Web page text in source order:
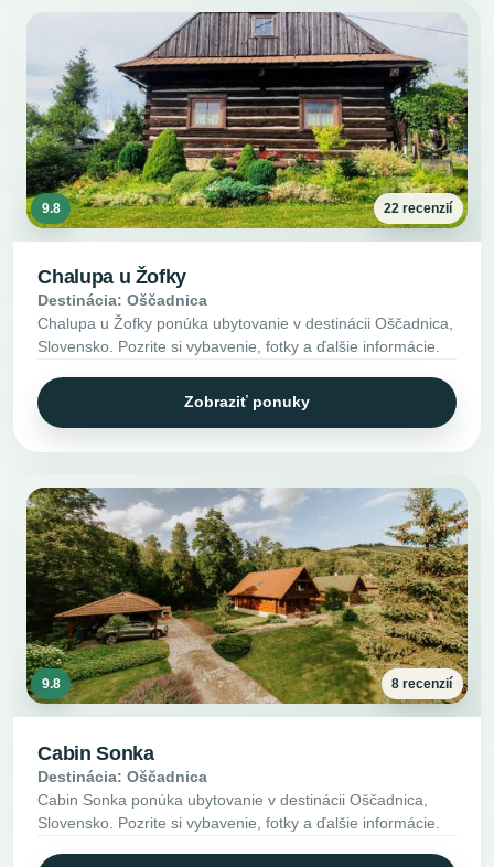
9.8 22 recenzií
Chalupa u Žofky
Destinácia: Oščadnica
Chalupa u Žofky ponúka ubytovanie v destinácii Oščadnica,
Slovensko. Pozrite si vybavenie, fotky a ďalšie informácie.
Zobraziť ponuky
9.8 8 recenzií
Cabin Sonka
Destinácia: Oščadnica
Cabin Sonka ponúka ubytovanie v destinácii Oščadnica,
Slovensko. Pozrite si vybavenie, fotky a ďalšie informácie.